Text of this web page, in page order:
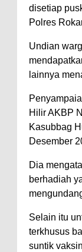
disetiap
Polres
Undian
lainnya
Hilir AKBP
Kasubbag
Desember
Dia
berhadiah
Selain itu
terkhusus
suntik